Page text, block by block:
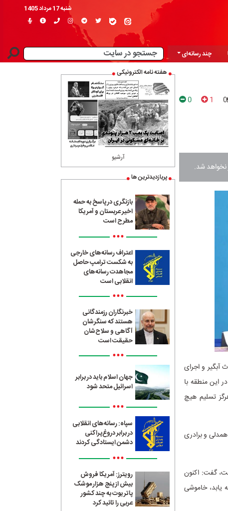
شنبه 17 مرداد 1405
چند رسانه‌ای
0
1
0
نخواهد شد.
آبگیر و اجرای
این منطقه با
تسلیم هیچ
و برادری
گفت: اکنون
یابد، خاموشی
هفته نامه الکترونیکی
آرشیو
پربازدیدترین ها
بازنگری در پاسخ به حمله
اخیر عربستان و آمریکا
مطرح است
•••
اعتراف رسانه‌های خارجی
به شکست ترامپ حاصل
مجاهدت رسانه‌های
انقلابی است
•••
خبرنگاران رزمندگانی
هستند که سنگرشان
آگاهی و سلاح‌شان
حقیقت است
•••
جهان اسلام باید در برابر
اسرائیل متحد شود
•••
سپاه: رسانه‌های انقلابی
در برابر دروغ‌پراکنی
دشمن ایستادگی کردند
•••
رویترز: آمریکا فروش
بیش از پنج هزار موشک
پاتریوت به چند کشور
عربی را تائید کرد